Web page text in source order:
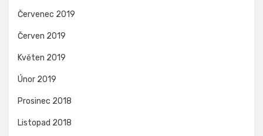
Červenec 2019
Červen 2019
Květen 2019
Únor 2019
Prosinec 2018
Listopad 2018